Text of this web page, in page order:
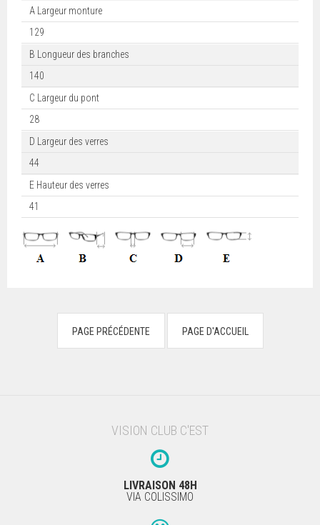
A Largeur monture
129
B Longueur des branches
140
C Largeur du pont
28
D Largeur des verres
44
E Hauteur des verres
41
VISION CLUB C'EST
LIVRAISON 48H
VIA COLISSIMO